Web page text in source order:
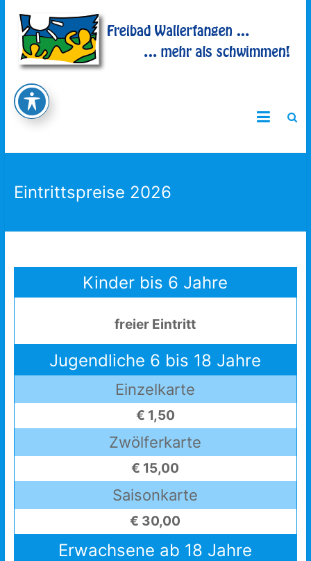
Freibad Wallerfangen
Eintrittspreise 2026
Kinder bis 6 Jahre
freier Eintritt
Jugendliche 6 bis 18 Jahre
Einzelkarte
€ 1,50
Zwölferkarte
€ 15,00
Saisonkarte
€ 30,00
Erwachsene ab 18 Jahre